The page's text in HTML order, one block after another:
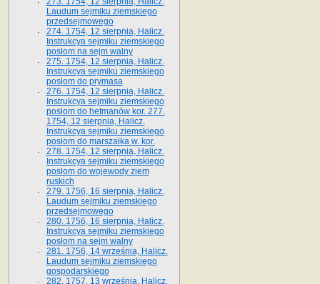
Laudum sejmiku ziemskiego
przedsejmowego
274. 1754, 12 sierpnia, Halicz.
Instrukcya sejmiku ziemskiego
posłom na sejm walny
275. 1754, 12 sierpnia, Halicz.
Instrukcya sejmiku ziemskiego
posłom do prymasa
276. 1754, 12 sierpnia, Halicz.
Instrukcya sejmiku ziemskiego
posłom do hetmanów kor. 277.
1754, 12 sierpnia, Halicz.
Instrukcya sejmiku ziemskiego
posłom do marszałka w. kor.
278. 1754, 12 sierpnia, Halicz.
Instrukcya sejmiku ziemskiego
posłom do wojewody ziem
ruskich
279. 1756, 16 sierpnia, Halicz.
Laudum sejmiku ziemskiego
przedsejmowego
280. 1756, 16 sierpnia, Halicz.
Instrukcya sejmiku ziemskiego
posłom na sejm walny
281. 1756, 14 września, Halicz.
Laudum sejmiku ziemskiego
gospodarskiego
282. 1757, 13 września, Halicz.